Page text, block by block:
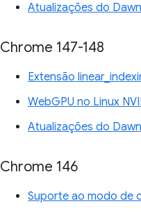
Atualizações do Dawn
Chrome 147-148
Extensão
WebGPU no Linux
Atualizações do Dawn
Chrome 146
Suporte ao modo de